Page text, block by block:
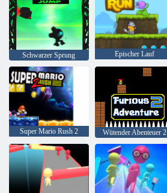
Schwarzer Sprung Epischer Lauf
Super Mario Rush 2 Wütender Abenteuer 2